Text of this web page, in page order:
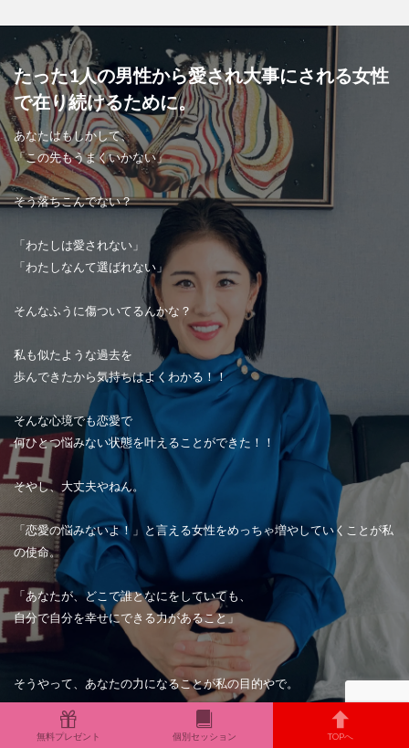
たった1人の男性から愛され大事にされる女性
で在り続けるために。
あなたはもしかして、
「この先もうまくいかない」
そう落ちこんでない？
「わたしは愛されない」
「わたしなんて選ばれない」
そんなふうに傷ついてるんかな？
私も似たような過去を
歩んできたから気持ちはよくわかる！！
そんな心境でも恋愛で
何ひとつ悩みない状態を叶えることができた！！
そやし、大丈夫やねん。
「恋愛の悩みないよ！」と言える女性をめっちゃ増やしていくことが私
の使命。
「あなたが、どこで誰となにをしていても、
自分で自分を幸せにできる力があること」
そうやって、あなたの力になることが私の目的やで。
ここへ辿りついたあなたにとって
無料プレゼント 個別セッション TOPへ